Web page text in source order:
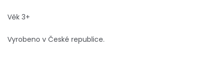
Věk 3+
Vyrobeno v České republice.